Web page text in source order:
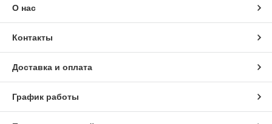
О нас
Контакты
Доставка и оплата
График работы